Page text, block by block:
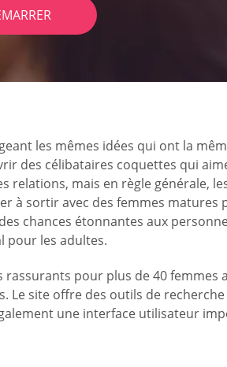
les mêmes idées qui ont la
des célibataires coquettes qui
mais en règle générale,
à sortir avec des femmes matures
chances étonnantes aux
pour les adultes.
pour plus de 40 femmes
Le site offre des outils de
une interface utilisateur